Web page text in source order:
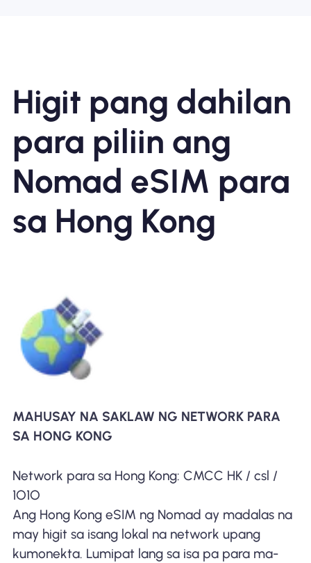
Higit pang dahilan
para piliin ang
Nomad eSIM para
sa Hong Kong
MAHUSAY NA SAKLAW NG NETWORK PARA
SA HONG KONG
Network para sa Hong Kong: CMCC HK / csl /
1O1O
Ang Hong Kong eSIM ng Nomad ay madalas na
may higit sa isang lokal na network upang
kumonekta. Lumipat lang sa isa pa para ma-